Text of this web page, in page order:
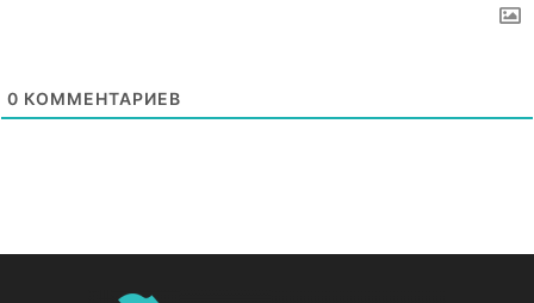
0 КОММЕНТАРИЕВ